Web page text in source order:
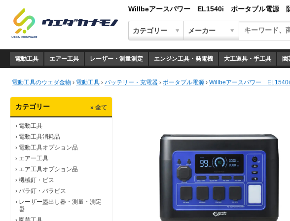
Willbeアースパワー EL1540i ポータブル電源
電動工具 エアー工具 レーザー・測量測定 エンジン工具・発電機 大工道具・手工具 園
電動工具のウエダ金物 › 電動工具 › バッテリー・充電器 › ポータブル電源 › Willbeアースパワー
カテゴリー » 全て
› 電動工具
› 電動工具消耗品
› 電動工具オプション品
› エアー工具
› エア工具オプション品
› 機械釘・ビス
› バラ釘・バラビス
› レーザー墨出し器・測量・測定
器